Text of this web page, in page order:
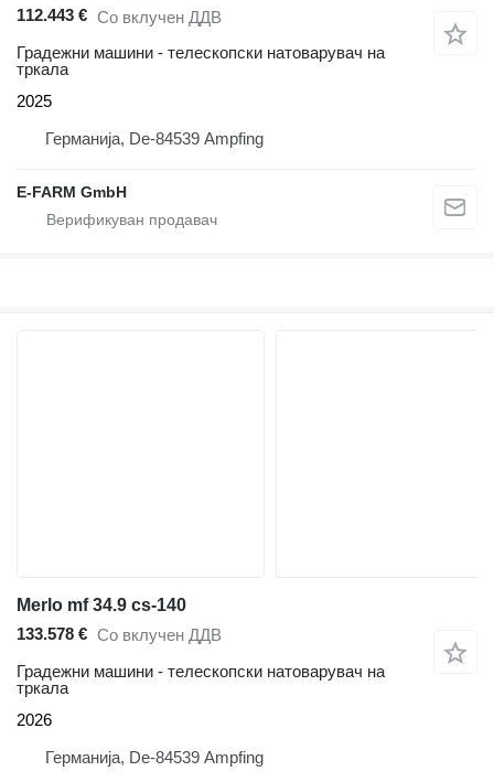
112.443 € Со вклучен ДДВ
Градежни машини - телескопски натоварувач на
тркала
2025
Германија, De-84539 Ampfing
E-FARM GmbH
Merlo mf 34.9 cs-140
133.578 € Со вклучен ДДВ
Градежни машини - телескопски натоварувач на
тркала
2026
Германија, De-84539 Ampfing